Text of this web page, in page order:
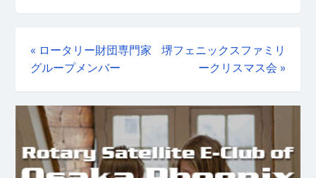
« ロータリー財団専門家
グループメンバー
堺フェニックスファミリ
ークリスマス会 »